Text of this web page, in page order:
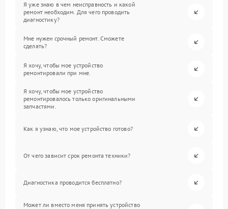
Я уже знаю в чем неисправность и какой
ремонт необходим. Для чего проводить
диагностику?
Мне нужен срочный ремонт. Сможете
сделать?
Я хочу, чтобы мое устройство
ремонтировали при мне.
Я хочу, чтобы мое устройство
ремонтировалось только оригинальными
запчастями.
Как я узнаю, что мое устройство готово?
От чего зависит срок ремонта техники?
Диагностика проводится бесплатно?
Может ли вместо меня принять устройство